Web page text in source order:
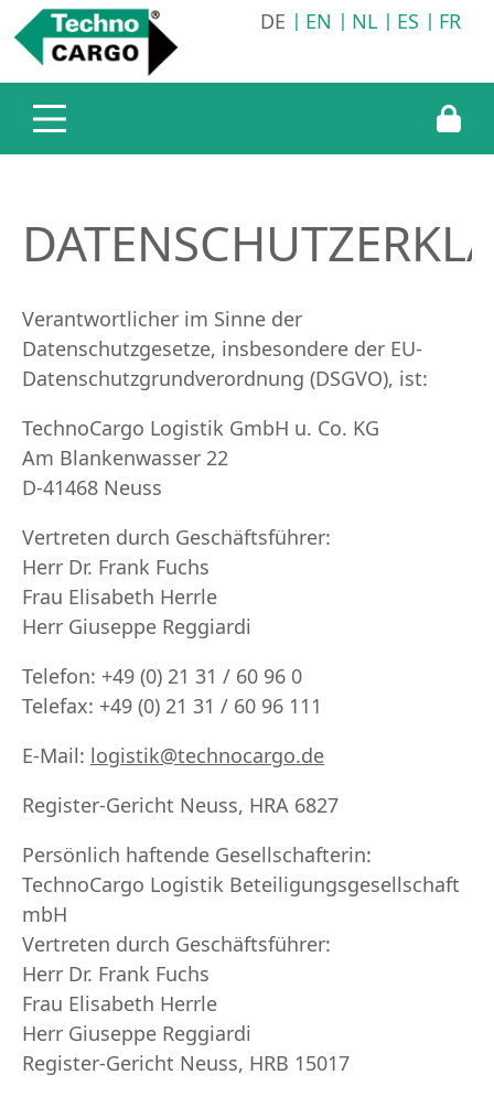
DE EN NL ES FR
Verantwortlicher im Sinne der
Datenschutzgesetze, insbesondere der EU-
Datenschutzgrundverordnung (DSGVO), ist:
TechnoCargo Logistik GmbH u. Co. KG
Am Blankenwasser 22
D-41468 Neuss
Vertreten durch Geschäftsführer:
Herr Dr. Frank Fuchs
Frau Elisabeth Herrle
Herr Giuseppe Reggiardi
Telefon: +49 (0) 21 31 / 60 96 0
Telefax: +49 (0) 21 31 / 60 96 111
E-Mail: logistik@technocargo.de
Register-Gericht Neuss, HRA 6827
Persönlich haftende Gesellschafterin:
TechnoCargo Logistik Beteiligungsgesellschaft
mbH
Vertreten durch Geschäftsführer:
Herr Dr. Frank Fuchs
Frau Elisabeth Herrle
Herr Giuseppe Reggiardi
Register-Gericht Neuss, HRB 15017
Unternehmen
Technocargo Deutschland
Leistungen
Transportlogistik
Werkstatt
Karriere
Stellenangebote
Online Bewerbung